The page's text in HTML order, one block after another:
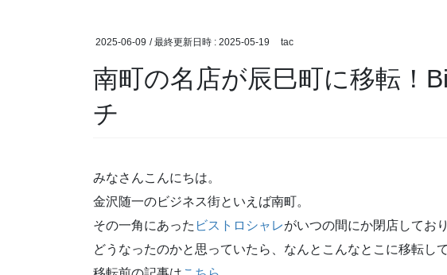
2025-06-09 / 最終更新日時 : 2025-05-19 tac
南町の名店が辰巳町に移転！
チ
みなさんこんにちは。
金沢随一のビジネス街といえば南町。
その一角にあった ビストロシャレがいつの間にか閉店してお
どうなったのかと思っていたら、なんとこんなとこに移転し